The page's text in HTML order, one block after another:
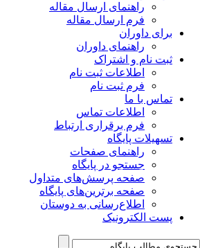
راهنمای ارسال مقاله
فرم ارسال مقاله
برای داوران
راهنمای داوران
ثبت نام و اشتراک
اطلاعات ثبت نام
فرم ثبت نام
تماس با ما
اطلاعات تماس
فرم برقراری ارتباط
تسهیلات پایگاه
راهنمای صفحات
جستجو در پایگاه
صفحه پرسش‌های متداول
صفحه برترین‌های پایگاه
اطلاع‌رسانی به دوستان
پست الکترونیک